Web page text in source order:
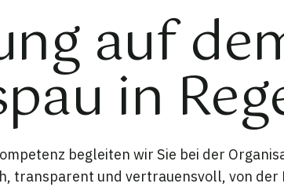
auf
in
begleiten wir Sie bei der
transparent und vertrauensvoll, von